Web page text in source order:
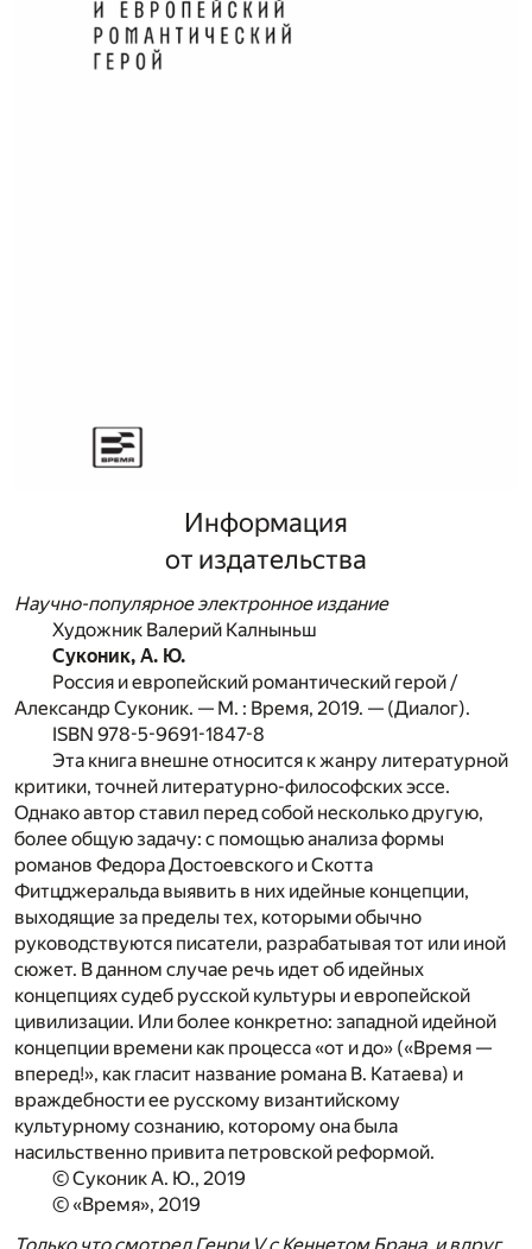
Информация
от издательства
Научно-популярное электронное издание
Художник Валерий Калныньш
Суконик, А. Ю.
Россия и европейский романтический герой /
Александр Суконик. — М. : Время, 2019. — (Диалог).
ISBN 978-5-9691-1847-8
Эта книга внешне относится к жанру литературной
критики, точней литературно-философских эссе.
Однако автор ставил перед собой несколько другую,
более общую задачу: с помощью анализа формы
романов Федора Достоевского и Скотта
Фитцджеральда выявить в них идейные концепции,
выходящие за пределы тех, которыми обычно
руководствуются писатели, разрабатывая тот или иной
сюжет. В данном случае речь идет об идейных
концепциях судеб русской культуры и европейской
цивилизации. Или более конкретно: западной идейной
концепции времени как процесса «от и до» («Время —
вперед!», как гласит название романа В. Катаева) и
враждебности ее русскому византийскому
культурному сознанию, которому она была
насильственно привита петровской реформой.
© Суконик А. Ю., 2019
© «Время», 2019